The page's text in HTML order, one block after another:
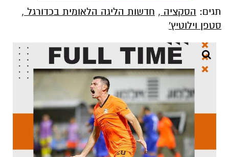
תגים: הסקציה , חדשות הליגה הלאומית בכדורגל ,
סטפן וילוטיץ'